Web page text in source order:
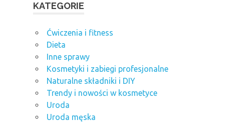
KATEGORIE
Ćwiczenia i fitness
Dieta
Inne sprawy
Kosmetyki i zabiegi profesjonalne
Naturalne składniki i DIY
Trendy i nowości w kosmetyce
Uroda
Uroda męska